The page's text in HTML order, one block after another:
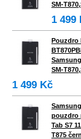
SM-
1 499
Pouzdro
SM-
1 499 Kč
pouzdro
Tab S7
T875